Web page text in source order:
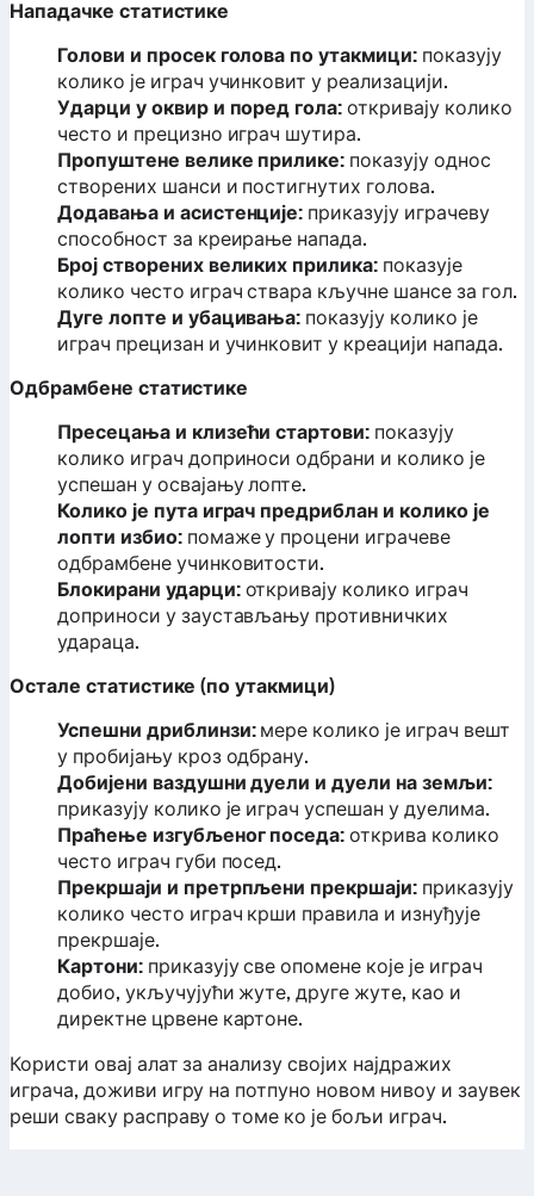
Нападачке статистике
Голови и просек голова по утакмици: показују
колико је играч учинковит у реализацији.
Ударци у оквир и поред гола: откривају колико
често и прецизно играч шутира.
Пропуштене велике прилике: показују однос
створених шанси и постигнутих голова.
Додавања и асистенције: приказују играчеву
способност за креирање напада.
Број створених великих прилика: показује
колико често играч ствара кључне шансе за гол.
Дуге лопте и убацивања: показују колико је
играч прецизан и учинковит у креацији напада.
Одбрамбене статистике
Пресецања и клизећи стартови: показују
колико играч доприноси одбрани и колико је
успешан у освајању лопте.
Колико је пута играч предриблан и колико је
лопти избио:помаже у процени играчеве
одбрамбене учинковитости.
Блокирани ударци:откривају колико играч
доприноси у заустављању противничких
удараца.
Остале статистике (по утакмици)
Успешни дриблинзи:мере колико је играч вешт
у пробијању кроз одбрану.
Добијени ваздушни дуели и дуели на земљи:
приказују колико је играч успешан у дуелима.
Праћење изгубљеног поседа: открива колико
често играч губи посед.
Прекршаји и претрпљени прекршаји: приказују
колико често играч крши правила и изнуђује
прекршаје.
Картони:приказују све опомене које је играч
добио, укључујући жуте, друге жуте, као и
директне црвене картоне.
Користи овај алат за анализу својих најдражих
играча, доживи игру на потпуно новом нивоу и заувек
реши сваку расправу о томе ко је бољи играч.